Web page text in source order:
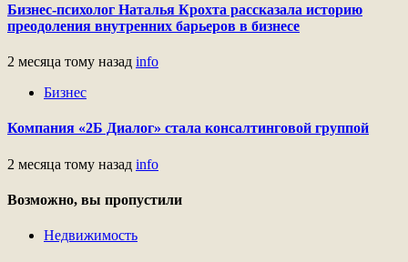
Бизнес-психолог Наталья Крохта рассказала историю
преодоления внутренних барьеров в бизнесе
2 месяца тому назад info
Бизнес
Компания «2Б Диалог» стала консалтинговой группой
2 месяца тому назад info
Возможно, вы пропустили
Недвижимость